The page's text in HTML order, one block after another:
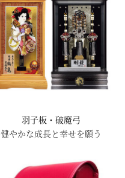
羽子板・破魔弓
健やかな成長と幸せを願う